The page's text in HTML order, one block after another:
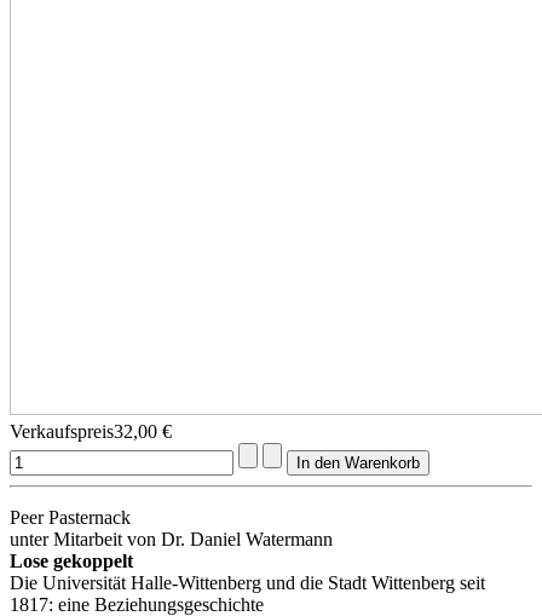
Verkaufspreis32,00 €
Peer Pasternack
unter Mitarbeit von Dr. Daniel Watermann
Lose gekoppelt
Die Universität Halle-Wittenberg und die Stadt Wittenberg seit
1817: eine Beziehungsgeschichte